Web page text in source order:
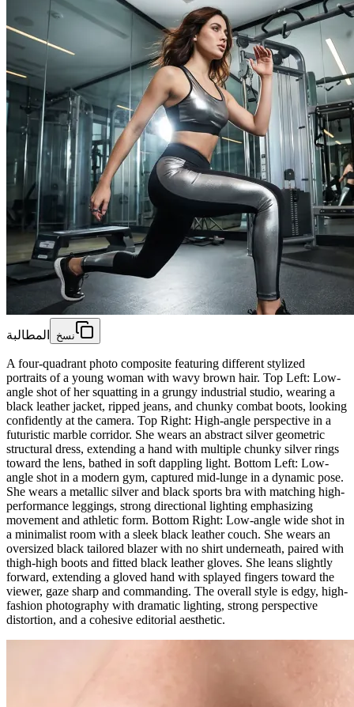
المطالبة نسخ
A four-quadrant photo composite featuring different stylized
portraits of a young woman with wavy brown hair. Top Left: Low-
angle shot of her squatting in a grungy industrial studio, wearing a
black leather jacket, ripped jeans, and chunky combat boots, looking
confidently at the camera. Top Right: High-angle perspective in a
futuristic marble corridor. She wears an abstract silver geometric
structural dress, extending a hand with multiple chunky silver rings
toward the lens, bathed in soft dappling light. Bottom Left: Low-
angle shot in a modern gym, captured mid-lunge in a dynamic pose.
She wears a metallic silver and black sports bra with matching high-
performance leggings, strong directional lighting emphasizing
movement and athletic form. Bottom Right: Low-angle wide shot in
a minimalist room with a sleek black leather couch. She wears an
oversized black tailored blazer with no shirt underneath, paired with
thigh-high boots and fitted black leather gloves. She leans slightly
forward, extending a gloved hand with splayed fingers toward the
viewer, gaze sharp and commanding. The overall style is edgy, high-
fashion photography with dramatic lighting, strong perspective
distortion, and a cohesive editorial aesthetic.